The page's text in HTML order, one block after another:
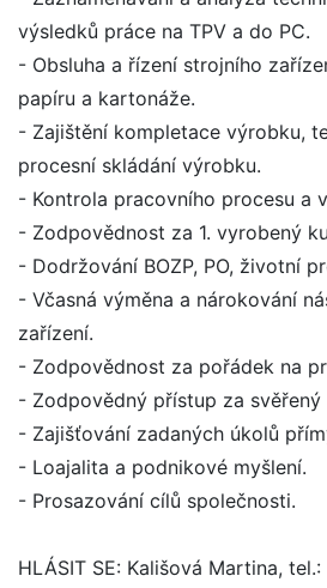
výsledků práce na TPV a do PC.
- Obsluha a řízení strojního
papíru a kartonáže.
- Zajištění kompletace výrobku,
procesní skládání výrobku.
- Kontrola pracovního procesu a
- Zodpovědnost za 1. vyrobený
- Dodržování BOZP, PO, životní
- Včasná výměna a nárokování
zařízení.
- Zodpovědnost za pořádek na
- Zodpovědný přístup za svěřený
- Zajišťování zadaných úkolů
- Loajalita a podnikové myšlení.
- Prosazování cílů společnosti.
HLÁSIT SE: Kališová Martina,